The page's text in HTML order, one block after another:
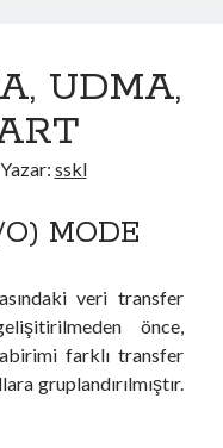
UDMA,
sskl
MODE
veri transfer
önce,
farklı transfer
gruplandırılmıştır.